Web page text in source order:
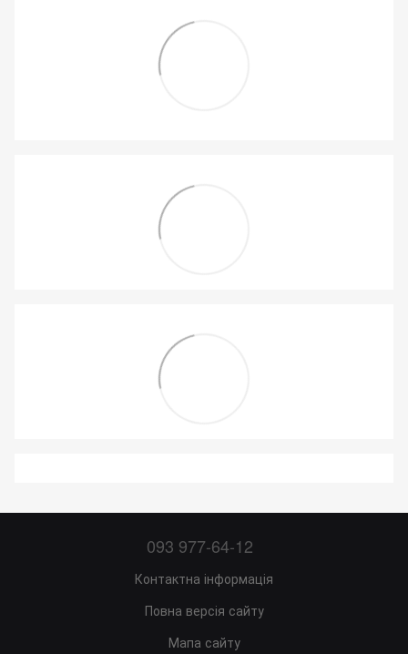
093 977-64-12
Контактна інформація
Повна версія сайту
Мапа сайту